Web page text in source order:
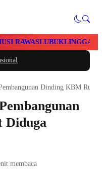
RAWASLUBUKLINGGAU
Dinding KBM
Diduga
membaca